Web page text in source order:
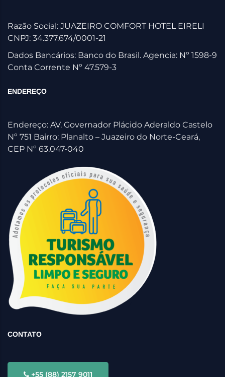
Razão Social: JUAZEIRO COMFORT HOTEL EIRELI
CNPJ: 34.377.674/0001-21
Dados Bancários: Banco do Brasil. Agencia: Nº 1598-9
Conta Corrente Nº 47.579-3
ENDEREÇO
Endereço: AV. Governador Plácido Aderaldo Castelo
Nº 751 Bairro: Planalto – Juazeiro do Norte-Ceará,
CEP Nº 63.047-040
CONTATO
+55 (88) 2157 9011